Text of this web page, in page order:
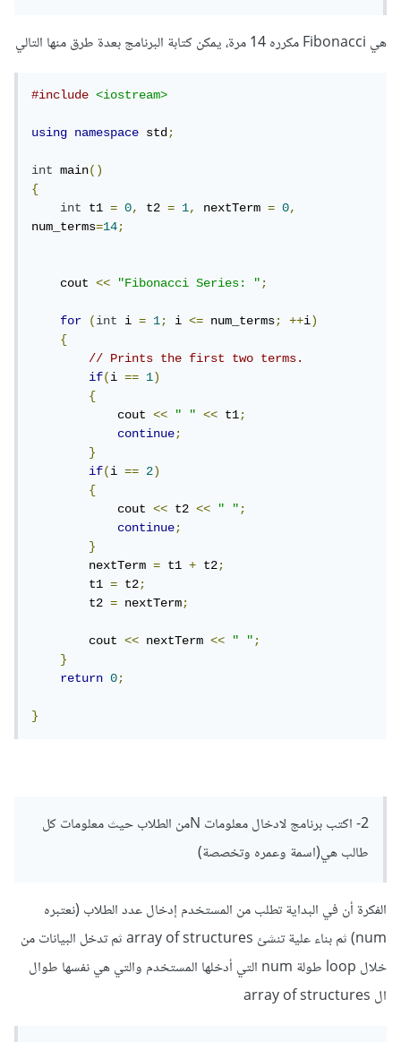
هي Fibonacci مكرره 14 مرة، يمكن كتابة البرنامج بعدة طرق منها التالي
#include <iostream>
using namespace std;
int main()
{
int
t1 = 0, t2 = 1, nextTerm = 0,
num_terms=14;
    cout
<< "Fibonacci Series: ";
for (int i = 1; i <= num_terms; ++i)
{
// Prints the first two terms.
if(i == 1)
{
            cout
<< " " << t1;
continue;
}
if(i == 2)
{
            cout
<< t2 << " ";
continue;
}
        nextTerm
= t1 + t2;
        t1
= t2;
        t2
= nextTerm;
        cout
<< nextTerm << " ";
}
return
0;
}
2- اكتب برنامج لادخال معلومات Nمن الطلاب حيث معلومات كل
طالب هي(اسمة وعمره وتخصصة)
الفكرة أن في البداية تطلب من المستخدم إدخال عدد الطلاب (نعتبره
num) ثم بناء علية تنشئ array of structures ثم تدخل البيانات من
خلال loop طولة num التي أدخلها المستخدم والتي هي نفسها طوال
ال array of structures